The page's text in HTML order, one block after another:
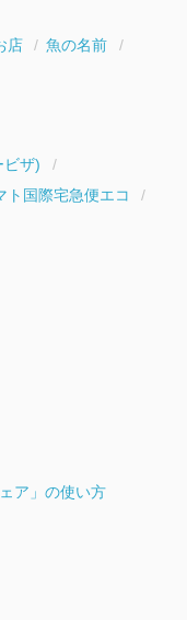
店
魚の名前
ビザ)
ト国際宅急便エコ
ア」の使い方